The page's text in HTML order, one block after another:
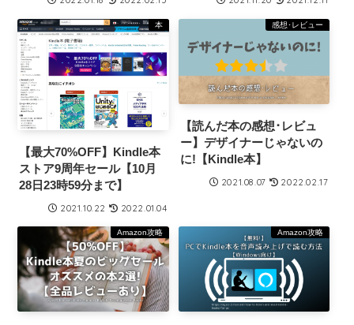
本
【最大70%OFF】Kindle本
ストア9周年セール【10月
28日23時59分まで】
2021.10.22 2022.01.04
感想･レビュー
【読んだ本の感想･レビュ
ー】デザイナーじゃないの
に!【Kindle本】
2021.08.07 2022.02.17
Amazon攻略 Amazon攻略